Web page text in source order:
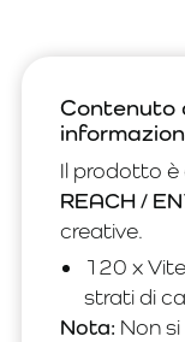
Contenuto
Il prodotto
REACH /
creative.
120 x
strati di
Nota: Non